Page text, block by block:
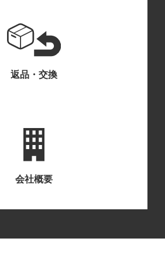
返品・交換
会社概要